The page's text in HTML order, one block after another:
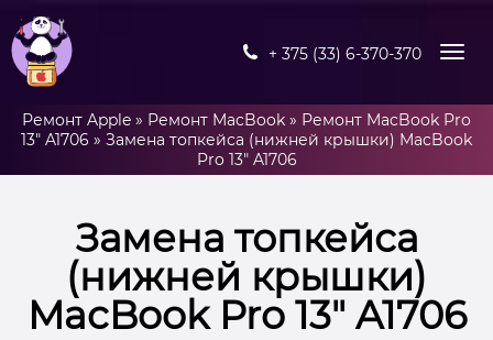
+ 375 (33) 6-370-370
Ремонт Apple » Ремонт MacBook » Ремонт MacBook Pro
13" A1706 » Замена топкейса (нижней крышки) MacBook
Pro 13″ A1706
Замена топкейса
(нижней крышки)
MacBook Pro 13″ A1706